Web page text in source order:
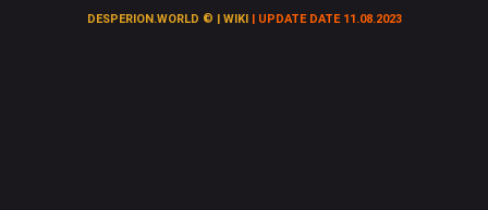
DESPERION.WORLD © | WIKI | UPDATE DATE 11.08.2023